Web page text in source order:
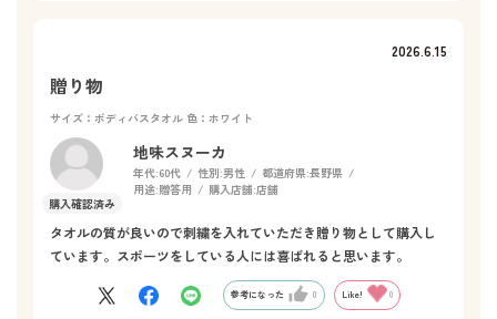
2026.6.15
贈り物
サイズ：ボディバスタオル 色：ホワイト
地味スヌーカ
年代:60代 性別:男性 都道府県:長野県
用途:贈答用 購入店舗:店舗
タオルの質が良いので刺繍を入れていただき贈り物として購入し
ています。スポーツをしている人には喜ばれると思います。
参考になった 0 Like! 0